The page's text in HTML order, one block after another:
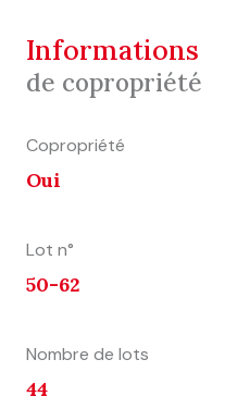
informations
de copropriété
Copropriété
Oui
Lot n°
50-62
Nombre de lots
44